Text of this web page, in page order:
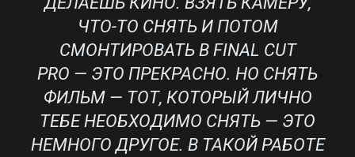
ЧТО-ТО СНЯТЬ И ПОТОМ
СМОНТИРОВАТЬ В FINAL CUT
PRO — ЭТО ПРЕКРАСНО. НО СНЯТЬ
ФИЛЬМ — ТОТ, КОТОРЫЙ ЛИЧНО
ТЕБЕ НЕОБХОДИМО СНЯТЬ — ЭТО
НЕМНОГО ДРУГОЕ. В ТАКОЙ РАБОТЕ